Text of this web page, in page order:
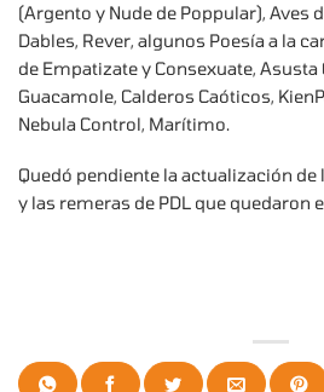
(Argento y Nude de Poppular), Aves
Dables, Rever, algunos Poesía a la
de Empatizate y Consexuate, Asusta
Guacamole, Calderos Caóticos,
Nebula Control, Marítimo.
Quedó pendiente la actualización
y las remeras de PDL que quedaron